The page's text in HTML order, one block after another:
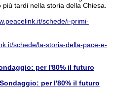
tardi nella storia della Chiesa.
schede/i-primi-
schede/la-storia-della-pace-e-
per l'80% il futuro
per l'80% il futuro